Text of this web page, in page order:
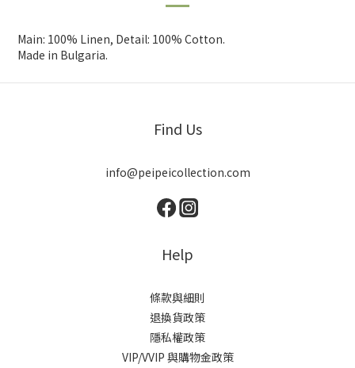
Main: 100% Linen, Detail: 100% Cotton.
Made in Bulgaria.
Find Us
info@peipeicollection.com
Help
條款與細則
退換貨政策
隱私權政策
VIP/VVIP 與購物金政策